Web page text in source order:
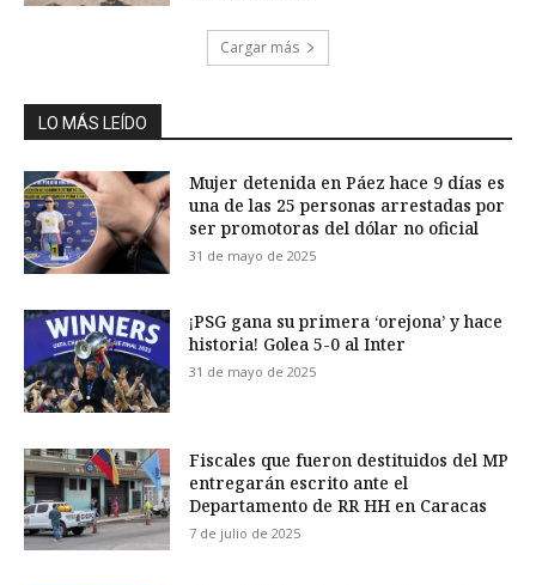
Cargar más
LO MÁS LEÍDO
Mujer detenida en Páez hace 9 días es
una de las 25 personas arrestadas por
ser promotoras del dólar no oficial
31 de mayo de 2025
¡PSG gana su primera ‘orejona’ y hace
historia! Golea 5-0 al Inter
31 de mayo de 2025
Fiscales que fueron destituidos del MP
entregarán escrito ante el
Departamento de RR HH en Caracas
7 de julio de 2025